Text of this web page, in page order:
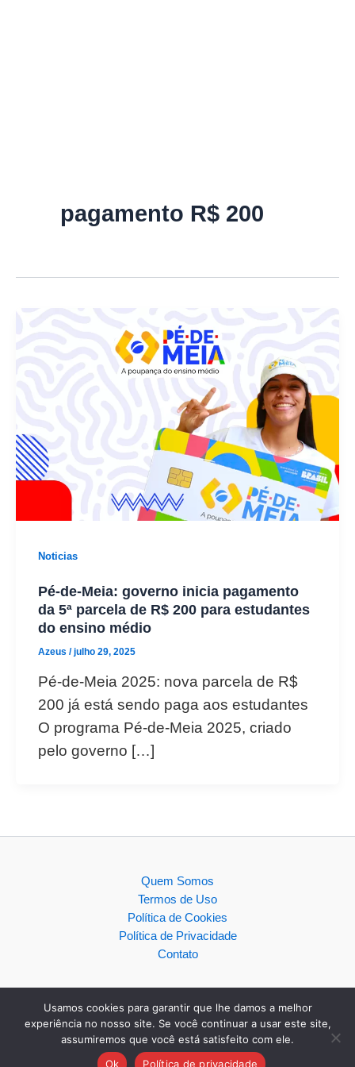
pagamento R$ 200
Noticias
Pé-de-Meia: governo inicia pagamento
da 5ª parcela de R$ 200 para estudantes
do ensino médio
Azeus /julho 29, 2025
Pé-de-Meia 2025: nova parcela de R$
200 já está sendo paga aos estudantes
O programa Pé-de-Meia 2025, criado
pelo governo […]
Quem Somos
Termos de Uso
Política de Cookies
Política de Privacidade
Contato
Copyright © 2026
Usamos cookies para garantir que lhe damos a melhor
experiência no nosso site. Se você continuar a usar este site,
assumiremos que você está satisfeito com ele.
Ok
Política de privacidade